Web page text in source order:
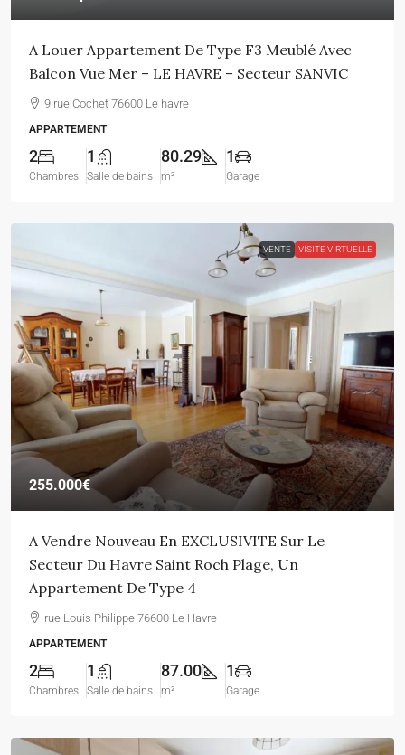
A Louer Appartement De Type F3 Meublé Avec
Balcon Vue Mer – LE HAVRE – Secteur SANVIC
9 rue Cochet 76600 Le havre
APPARTEMENT
2
Chambres
1
Salle de bains
80.29
m²
1
Garage
VENTE VISITE VIRTUELLE
255.000€
A Vendre Nouveau En EXCLUSIVITE Sur Le
Secteur Du Havre Saint Roch Plage, Un
Appartement De Type 4
rue Louis Philippe 76600 Le Havre
APPARTEMENT
2
Chambres
1
Salle de bains
87.00
m²
1
Garage